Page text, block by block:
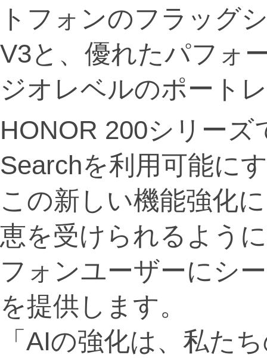
トフォンのフラッグ
V3と、優れたパフォ
ジオレベルのポート
HONOR 200シリーズ
Searchを利用可能に
この新しい機能強化
恵を受けられるよう
フォンユーザーにシ
を提供します。
「AIの強化は、私た